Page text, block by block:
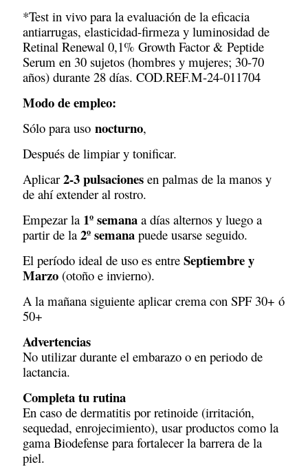
*Test in vivo para la evaluación de la eficacia
antiarrugas, elasticidad-firmeza y luminosidad de
Retinal Renewal 0,1% Growth Factor & Peptide
Serum en 30 sujetos (hombres y mujeres; 30-70
años) durante 28 días. COD.REF.M-24-011704
Modo de empleo:
Sólo para uso nocturno,
Después de limpiar y tonificar.
Aplicar 2-3 pulsaciones en palmas de la manos y
de ahí extender al rostro.
Empezar la 1º semana a días alternos y luego a
partir de la 2º semana puede usarse seguido.
El período ideal de uso es entre Septiembre y
Marzo (otoño e invierno).
A la mañana siguiente aplicar crema con SPF 30+ ó
50+
Advertencias
No utilizar durante el embarazo o en periodo de
lactancia.
Completa tu rutina
En caso de dermatitis por retinoide (irritación,
sequedad, enrojecimiento), usar productos como la
gama Biodefense para fortalecer la barrera de la
piel.